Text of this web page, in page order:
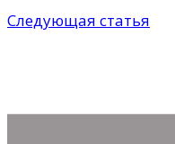
Следующая статья